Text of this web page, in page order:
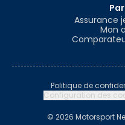
Assurance
Mon
Politique de
Configuration des
© 2026 Motorsport